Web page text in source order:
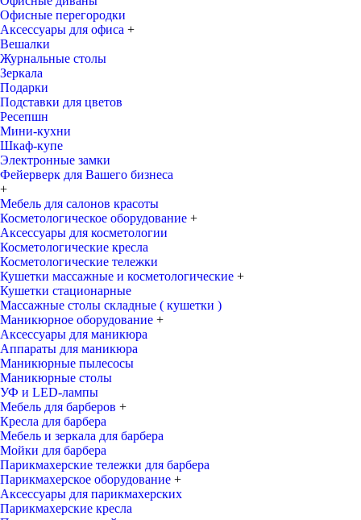
Офисные перегородки
Аксессуары для офиса +
Вешалки
Журнальные столы
Зеркала
Подарки
Подставки для цветов
Ресепшн
Мини-кухни
Шкаф-купе
Электронные замки
Фейерверк для Вашего бизнеса
+
Мебель для салонов красоты
Косметологическое оборудование +
Аксессуары для косметологии
Косметологические кресла
Косметологические тележки
Кушетки массажные и косметологические +
Кушетки стационарные
Массажные столы складные ( кушетки )
Маникюрное оборудование +
Аксессуары для маникюра
Аппараты для маникюра
Маникюрные пылесосы
Маникюрные столы
УФ и LED-лампы
Мебель для барберов +
Кресла для барбера
Мебель и зеркала для барбера
Мойки для барбера
Парикмахерские тележки для барбера
Парикмахерское оборудование +
Аксессуары для парикмахерских
Парикмахерские кресла